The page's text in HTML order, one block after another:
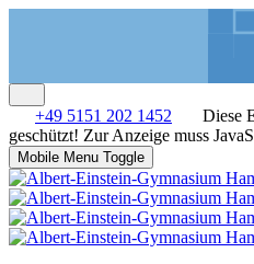
+49 5151 202 1452
Diese
geschützt! Zur Anzeige muss
Mobile Menu Toggle